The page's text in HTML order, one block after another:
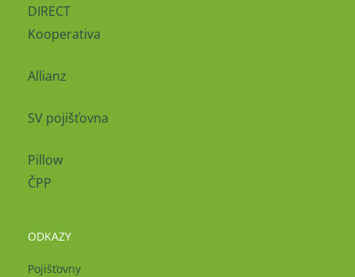
DIRECT
Kooperativa
Allianz
SV pojišťovna
Pillow
ČPP
ODKAZY
Pojišťovny